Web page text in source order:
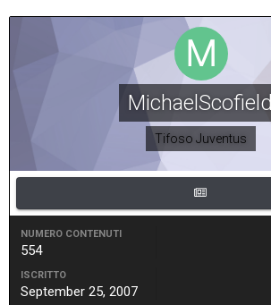
MichaelScofield
Tifoso Juventus
NUMERO CONTENUTI
554
ISCRITTO
September 25, 2007